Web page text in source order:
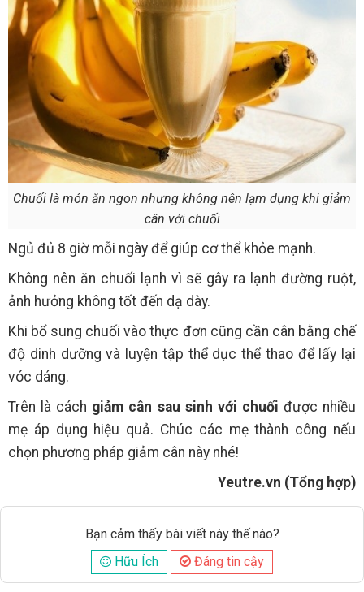
Chuối là món ăn ngon nhưng không nên lạm dụng khi giảm
cân với chuối
Ngủ đủ 8 giờ mỗi ngày để giúp cơ thể khỏe mạnh.
Không nên ăn chuối lạnh vì sẽ gây ra lạnh đường ruột,
ảnh hưởng không tốt đến dạ dày.
Khi bổ sung chuối vào thực đơn cũng cần cân bằng chế
độ dinh dưỡng và luyện tập thể dục thể thao để lấy lại
vóc dáng.
Trên là cách giảm cân sau sinh với chuối được nhiều
mẹ áp dụng hiệu quả. Chúc các mẹ thành công nếu
chọn phương pháp giảm cân này nhé!
Yeutre.vn (Tổng hợp)
Bạn cảm thấy bài viết này thế nào?
Hữu Ích
Đáng tin cậy